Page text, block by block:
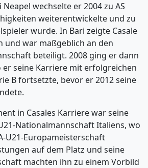
wechselte er 2004 zu AS
weiterentwickelte und zu
wurde. In Bari zeigte Casale
und war maßgeblich an den
beteiligt. 2008 ging er dann
er seine Karriere mit erfolgreichen
B fortsetzte, bevor er 2012 seine
in Casales Karriere war seine
Nationalmannschaft Italiens, wo
U21-Europameisterschaft
auf dem Platz und seine
machten ihn zu einem Vorbild